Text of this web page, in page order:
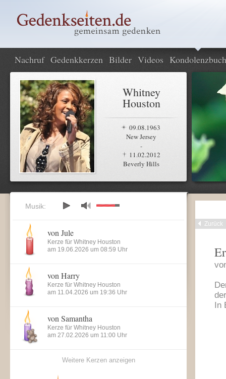
Nachruf Gedenkkerzen Bilder Videos Kondolenzbuch
Whitney
Houston
09.08.1963
New Jersey
-
11.02.2012
Beverly Hills
Zurück
In
Musik:
von Jule
Kerze für Whitney Houston
am 19.06.2026 um 08:59 Uhr
von Harry
Kerze für Whitney Houston
am 11.04.2026 um 19:36 Uhr
von Samantha
Kerze für Whitney Houston
am 27.02.2026 um 11:00 Uhr
Weitere Kerzen anzeigen